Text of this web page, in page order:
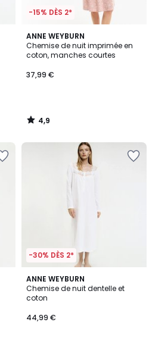
-15% DÈS 2*
ANNE WEYBURN
Chemise de nuit imprimée en
coton, manches courtes
37,99 €
4,9
/ 5
4,9
/
-30% DÈS 2*
ANNE WEYBURN
Chemise de nuit dentelle et
coton
44,99 €
4,8
/ 5
2
Couleurs